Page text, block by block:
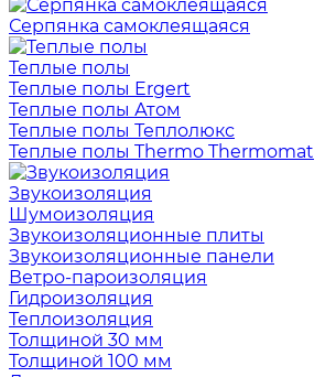
Серпянка самоклеящаяся
Теплые полы
Теплые полы Ergert
Теплые полы Атом
Теплые полы Теплолюкс
Теплые полы Thermo Thermomat
Звукоизоляция
Шумоизоляция
Звукоизоляционные плиты
Звукоизоляционные панели
Ветро-пароизоляция
Гидроизоляция
Теплоизоляция
Толщиной 30 мм
Толщиной 100 мм